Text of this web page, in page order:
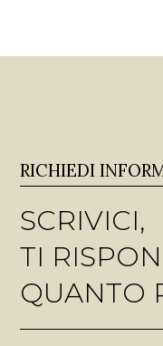
RICHIEDI
SCRIVICI,
TI
QUANTO